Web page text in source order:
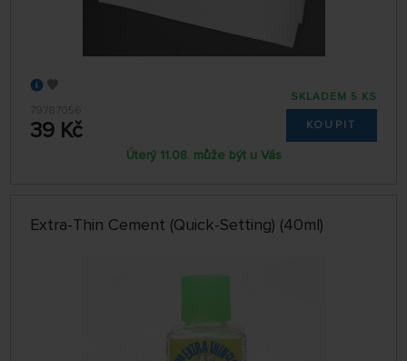
79787056
39 Kč
SKLADEM 5 KS
KOUPIT
Úterý 11.08. může být u Vás
Extra-Thin Cement (Quick-Setting) (40ml)